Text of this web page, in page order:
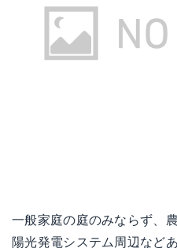
一般家庭の庭のみならず、
陽光発電システム周辺など